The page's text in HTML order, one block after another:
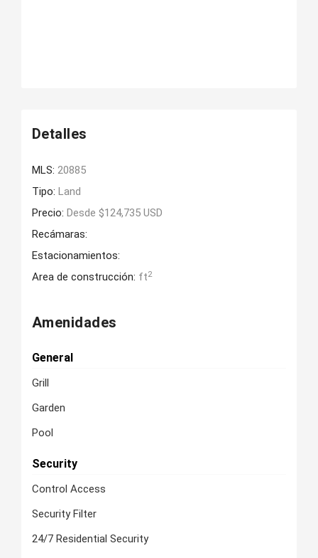
Detalles
MLS: 20885
Tipo: Land
Precio: Desde $124,735 USD
Recámaras:
Estacionamientos:
Area de construcción: ft2
Amenidades
General
Grill
Garden
Pool
Security
Control Access
Security Filter
24/7 Residential Security